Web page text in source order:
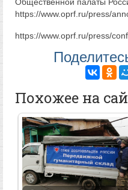
https://www.oprf.ru/press/
https://www.oprf.ru/press/
Похожее на